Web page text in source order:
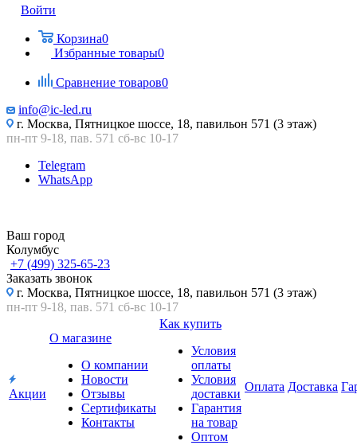
Войти
Корзина0
Избранные товары0
Сравнение товаров0
info@ic-led.ru
г. Москва, Пятницкое шоссе, 18, павильон 571 (3 этаж)
пн-пт 9-18, пав. 571 сб-вс 10-17
Telegram
WhatsApp
Ваш город
Колумбус
+7 (499) 325-65-23
Заказать звонок
г. Москва, Пятницкое шоссе, 18, павильон 571 (3 этаж)
пн-пт 9-18, пав. 571 сб-вс 10-17
Акции
О магазине
О компании
Новости
Отзывы
Сертификаты
Контакты
Как купить
Условия
оплаты
Условия
доставки
Гарантия
на товар
Оптом
Оплата Доставка